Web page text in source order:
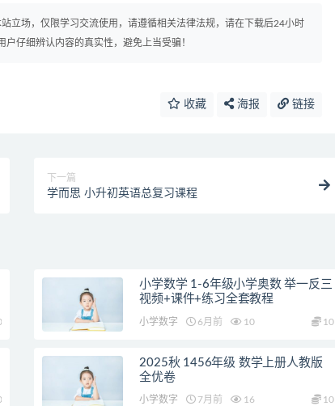
立场，仅限学习交流使用，请遵循相关法律法规，请在下载后24小时
仔细辨认内容的真实性，避免上当受骗！
收藏 海报 链接
下一篇
学而思 小升初英语总复习课程
小学数学 1-6年级小学奥数 举一反三
视频+课件+练习全套教程
小学数字 6月前 10 10
2025秋 1456年级 数学上册人教版
全优卷
小学数字 7月前 16 10